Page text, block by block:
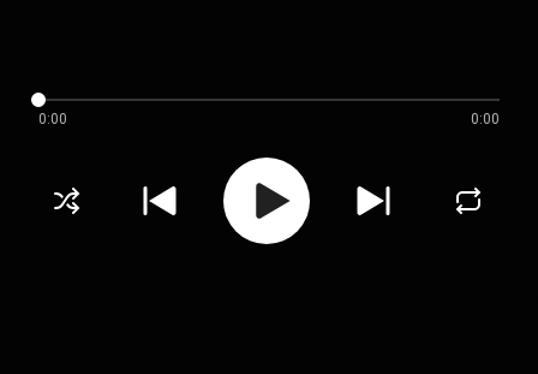
0:00 0:00